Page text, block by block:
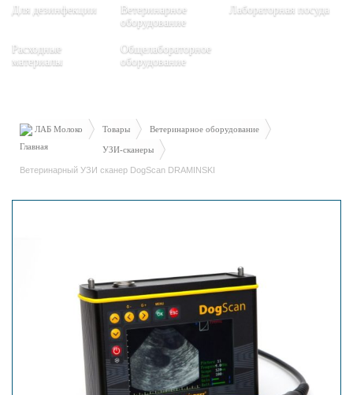
Для дезинфекции
Ветеринарное
оборудование
Лабораторная посуда
Расходные
материалы
Общелабораторное
оборудование
ЛАБ Молоко Товары Ветеринарное оборудование
УЗИ-сканеры
Ветеринарный УЗИ сканер DogScan DRAMINSKI